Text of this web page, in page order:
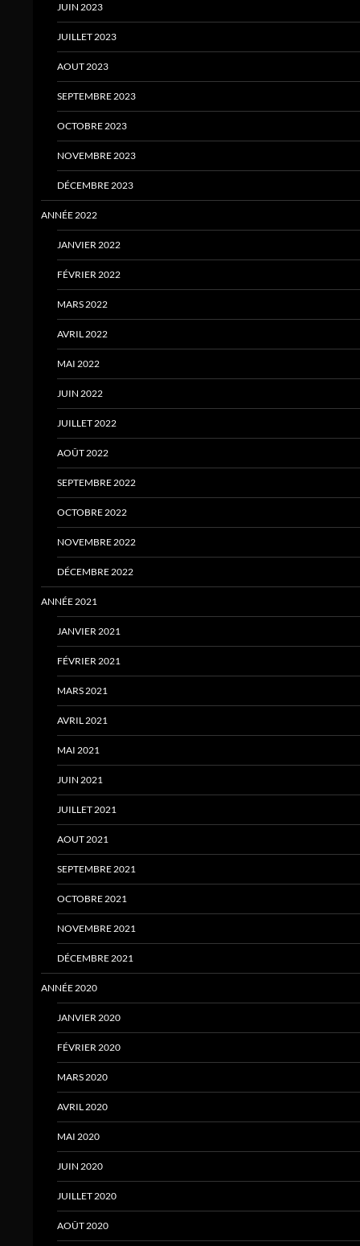
JUIN 2023
JUILLET 2023
AOUT 2023
SEPTEMBRE 2023
OCTOBRE 2023
NOVEMBRE 2023
DÉCEMBRE 2023
ANNÉE 2022
JANVIER 2022
FÉVRIER 2022
MARS 2022
AVRIL 2022
MAI 2022
JUIN 2022
JUILLET 2022
AOÛT 2022
SEPTEMBRE 2022
OCTOBRE 2022
NOVEMBRE 2022
DÉCEMBRE 2022
ANNÉE 2021
JANVIER 2021
FÉVRIER 2021
MARS 2021
AVRIL 2021
MAI 2021
JUIN 2021
JUILLET 2021
AOUT 2021
SEPTEMBRE 2021
OCTOBRE 2021
NOVEMBRE 2021
DÉCEMBRE 2021
ANNÉE 2020
JANVIER 2020
FÉVRIER 2020
MARS 2020
AVRIL 2020
MAI 2020
JUIN 2020
JUILLET 2020
AOÛT 2020